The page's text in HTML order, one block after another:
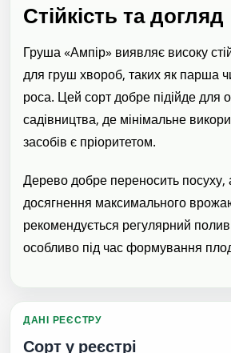
Стійкість та догляд
Груша «Ампір» виявляє високу
для груш хвороб, таких як парша
роса. Цей сорт добре підійде для
садівництва, де мінімальне
засобів є пріоритетом.
Дерево добре переносить посуху,
досягнення максимального
рекомендується регулярний
особливо під час формування
ДАНІ РЕЄСТРУ
Сорт у реєстрі